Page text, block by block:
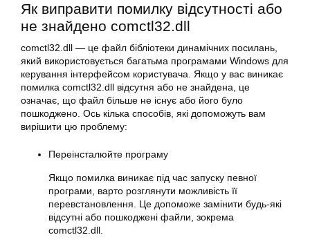
Як виправити помилку відсутності або
не знайдено comctl32.dll
comctl32.dll — це файл бібліотеки динамічних посилань,
який використовується багатьма програмами Windows для
керування інтерфейсом користувача. Якщо у вас виникає
помилка comctl32.dll відсутня або не знайдена, це
означає, що файл більше не існує або його було
пошкоджено. Ось кілька способів, які допоможуть вам
вирішити цю проблему:
Переінсталюйте програму
Якщо помилка виникає під час запуску певної
програми, варто розглянути можливість її
перевстановлення. Це допоможе замінити будь-які
відсутні або пошкоджені файли, зокрема
comctl32.dll.